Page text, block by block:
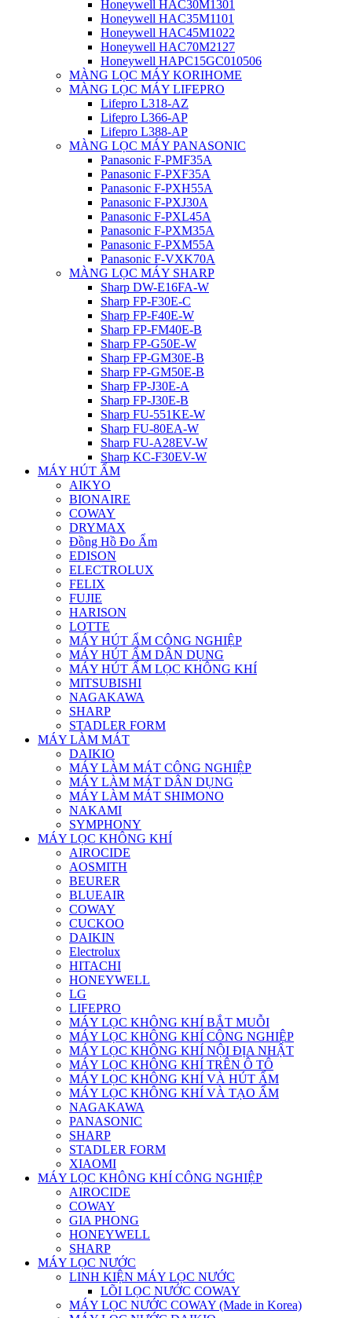
Honeywell HAC30M1301
Honeywell HAC35M1101
Honeywell HAC45M1022
Honeywell HAC70M2127
Honeywell HAPC15GC010506
MÀNG LỌC MÁY KORIHOME
MÀNG LỌC MÁY LIFEPRO
Lifepro L318-AZ
Lifepro L366-AP
Lifepro L388-AP
MÀNG LỌC MÁY PANASONIC
Panasonic F-PMF35A
Panasonic F-PXF35A
Panasonic F-PXH55A
Panasonic F-PXJ30A
Panasonic F-PXL45A
Panasonic F-PXM35A
Panasonic F-PXM55A
Panasonic F-VXK70A
MÀNG LỌC MÁY SHARP
Sharp DW-E16FA-W
Sharp FP-F30E-C
Sharp FP-F40E-W
Sharp FP-FM40E-B
Sharp FP-G50E-W
Sharp FP-GM30E-B
Sharp FP-GM50E-B
Sharp FP-J30E-A
Sharp FP-J30E-B
Sharp FU-551KE-W
Sharp FU-80EA-W
Sharp FU-A28EV-W
Sharp KC-F30EV-W
MÁY HÚT ẨM
AIKYO
BIONAIRE
COWAY
DRYMAX
Đồng Hồ Đo Ẩm
EDISON
ELECTROLUX
FELIX
FUJIE
HARISON
LOTTE
MÁY HÚT ẨM CÔNG NGHIỆP
MÁY HÚT ẨM DÂN DỤNG
MÁY HÚT ẨM LỌC KHÔNG KHÍ
MITSUBISHI
NAGAKAWA
SHARP
STADLER FORM
MÁY LÀM MÁT
DAIKIO
MÁY LÀM MÁT CÔNG NGHIỆP
MÁY LÀM MÁT DÂN DỤNG
MÁY LÀM MÁT SHIMONO
NAKAMI
SYMPHONY
MÁY LỌC KHÔNG KHÍ
AIROCIDE
AOSMITH
BEURER
BLUEAIR
COWAY
CUCKOO
DAIKIN
Electrolux
HITACHI
HONEYWELL
LG
LIFEPRO
MÁY LỌC KHÔNG KHÍ BẮT MUỖI
MÁY LỌC KHÔNG KHÍ CÔNG NGHIỆP
MÁY LỌC KHÔNG KHÍ NỘI ĐỊA NHẬT
MÁY LỌC KHÔNG KHÍ TRÊN Ô TÔ
MÁY LỌC KHÔNG KHÍ VÀ HÚT ẨM
MÁY LỌC KHÔNG KHÍ VÀ TẠO ẨM
NAGAKAWA
PANASONIC
SHARP
STADLER FORM
XIAOMI
MÁY LỌC KHÔNG KHÍ CÔNG NGHIỆP
AIROCIDE
COWAY
GIA PHONG
HONEYWELL
SHARP
MÁY LỌC NƯỚC
LINH KIỆN MÁY LỌC NƯỚC
LÕI LỌC NƯỚC COWAY
MÁY LỌC NƯỚC COWAY (Made in Korea)